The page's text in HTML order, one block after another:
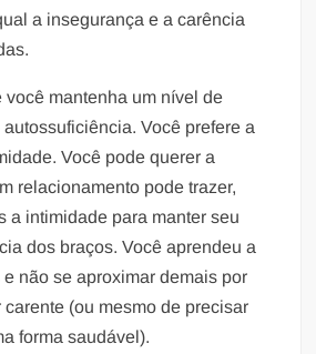
a insegurança e a carência
você mantenha um nível de
Você prefere a
Você pode querer a
relacionamento pode trazer,
a intimidade para manter seu
dos braços. Você aprendeu a
não se aproximar demais por
carente (ou mesmo de precisar
forma saudável).